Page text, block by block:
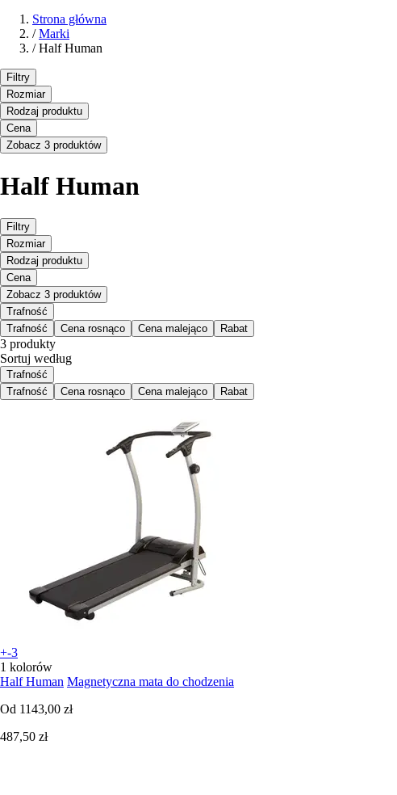
Strona główna
/ Marki
/ Half Human
Filtry
Rozmiar
Rodzaj produktu
Cena
Zobacz 3 produktów
Half Human
Filtry
Rozmiar
Rodzaj produktu
Cena
Zobacz 3 produktów
Trafność
Trafność
Cena rosnąco Cena malejąco Rabat
3 produkty
Sortuj według
Trafność
Trafność
Cena rosnąco Cena malejąco Rabat
+-3
1 kolorów
Half Human Magnetyczna mata do chodzenia
Od 1143,00 zł
487,50 zł